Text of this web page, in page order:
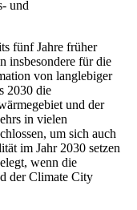
und
fünf Jahre früher
insbesondere für die
von langlebiger
2030 die
und der
in vielen
um sich auch
im Jahr 2030 setzen
wenn die
der Climate City